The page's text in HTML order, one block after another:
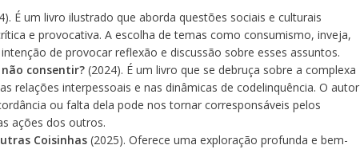
É um livro ilustrado que aborda questões sociais e culturais
e provocativa. A escolha de temas como consumismo, inveja,
de provocar reflexão e discussão sobre esses assuntos.
consentir?(2024). É um livro que se debruça sobre a complexa
relações interpessoais e nas dinâmicas de codelinquência. O autor
ou falta dela pode nos tornar corresponsáveis pelos
ações dos outros.
Coisinhas(2025). Oferece uma exploração profunda e bem-